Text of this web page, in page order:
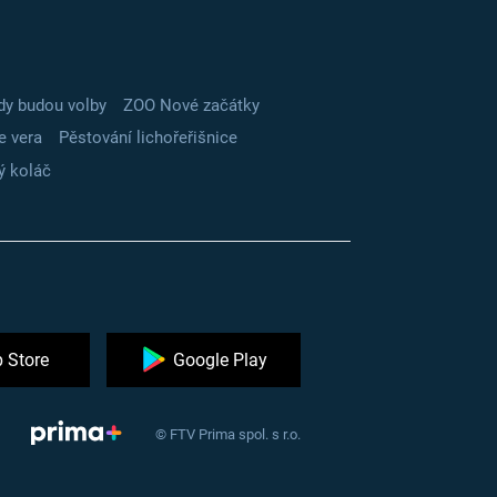
budou volby
ZOO Nové začátky
vera
Pěstování lichořeřišnice
koláč
Store Google Play
© FTV Prima spol. s r.o.